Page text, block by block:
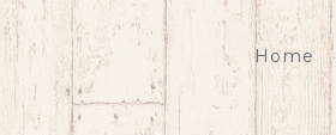
Home